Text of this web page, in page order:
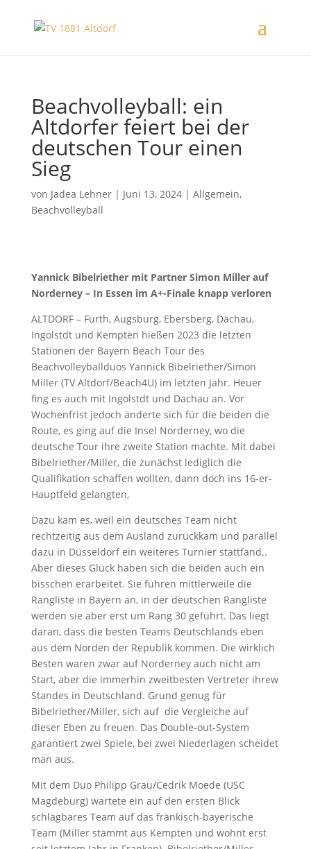
Beachvolleyball: ein
Altdorfer feiert bei der
deutschen Tour einen
Sieg
von Jadea Lehner| Juni 13, 2024| Allgemein,
Beachvolleyball
Yannick Bibelriether mit Partner Simon Miller auf
Norderney – In Essen im A+-Finale knapp verloren
ALTDORF – Fürth, Augsburg, Ebersberg, Dachau,
Ingolstdt und Kempten hießen 2023 die letzten
Stationen der Bayern Beach Tour des
Beachvolleyballduos Yannick Bibelriether/Simon
Miller (TV Altdorf/Beach4U) im letzten Jahr. Heuer
fing es auch mit Ingolstdt und Dachau an. Vor
Wochenfrist jedoch änderte sich für die beiden die
Route, es ging auf die Insel Norderney, wo die
deutsche Tour ihre zweite Station machte. Mit dabei
Bibelriether/Miller, die zunächst lediglich die
Qualifikation schaffen wollten, dann doch ins 16-er-
Hauptfeld gelangten,
Dazu kam es, weil ein deutsches Team nicht
rechtzeitig aus dem Ausland zurückkam und parallel
dazu in Düsseldorf ein weiteres Turnier stattfand..
Aber dieses Glück haben sich die beiden auch ein
bisschen erarbeitet. Sie führen mittlerweile die
Rangliste in Bayern an, in der deutschen Rangliste
werden sie aber erst um Rang 30 geführt. Das liegt
daran, dass die besten Teams Deutschlands eben
aus dem Norden der Republik kommen. Die wirklich
Besten waren zwar auf Norderney auch nicht am
Start, aber die immerhin zweitbesten Vertreter ihrew
Standes in Deutschland. Grund genug für
Bibelriether/Miller, sich auf die Vergleiche auf
dieser Eben zu freuen. Das Double-out-System
garantiert zwei Spiele, bei zwei Niederlagen scheidet
man aus.
Mit dem Duo Philipp Grau/Cedrik Moede (USC
Magdeburg) wartete ein auf den ersten Blick
schlagbares Team auf das fränkisch-bayerische
Team (Miller stammt aus Kempten und wohnt erst